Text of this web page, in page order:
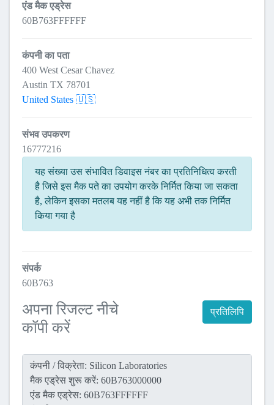
एंड मैक एड्रेस
60B763FFFFFF
कंपनी का पता
400 West Cesar Chavez
Austin TX 78701
United States 🇺🇸
संभव उपकरण
16777216
यह संख्या उस संभावित डिवाइस नंबर का प्रतिनिधित्व करती
है जिसे इस मैक पते का उपयोग करके निर्मित किया जा सकता
है, लेकिन इसका मतलब यह नहीं है कि यह अभी तक निर्मित
किया गया है
संपर्क
60B763
अपना रिजल्ट नीचे
कॉपी करें
प्रतिलिपि